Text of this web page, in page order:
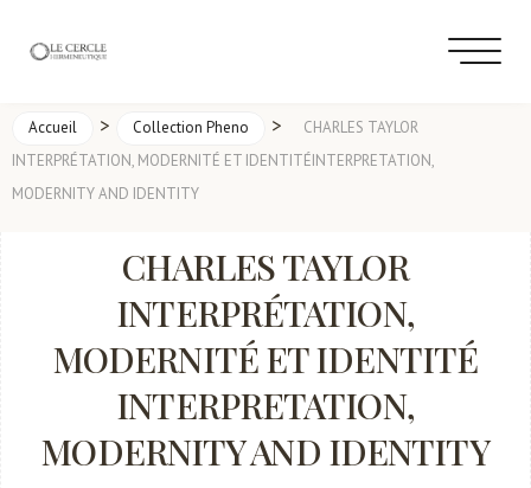
Accueil > Collection Pheno >
CHARLES TAYLOR
INTERPRÉTATION, MODERNITÉ ET IDENTITÉINTERPRETATION,
MODERNITY AND IDENTITY
CHARLES TAYLOR
INTERPRÉTATION,
MODERNITÉ ET IDENTITÉ
INTERPRETATION,
MODERNITY AND IDENTITY